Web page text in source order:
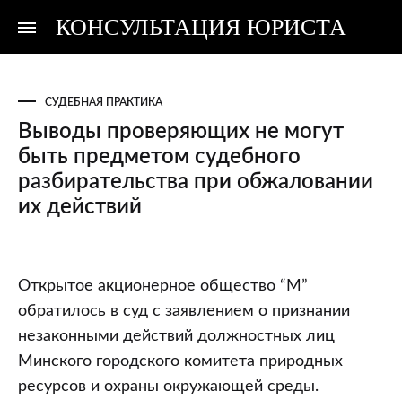
КОНСУЛЬТАЦИЯ ЮРИСТА
Консультация
Консультация
СУДЕБНАЯ ПРАКТИКА
Выводы проверяющих не могут
быть предметом судебного
разбирательства при обжаловании
их действий
Выводы
проверяющих
не
могут
быть
Открытое акционерное общество “М”
обратилось в суд с заявлением о признании
незаконными действий должностных лиц
Минского городского комитета природных
ресурсов и охраны окружающей среды.